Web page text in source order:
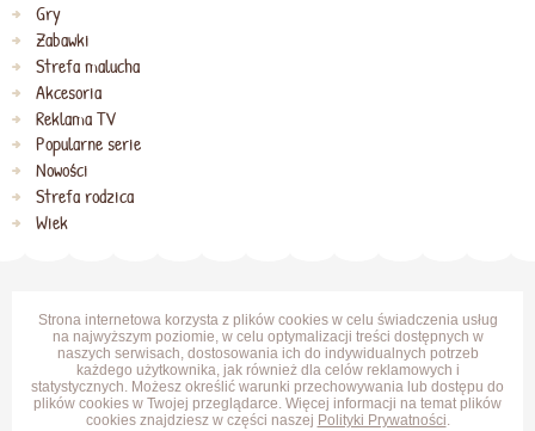
Gry
Zabawki
Strefa malucha
Akcesoria
Reklama TV
Popularne serie
Nowości
Strefa rodzica
Wiek
Strona internetowa korzysta z plików cookies w celu świadczenia usług
na najwyższym poziomie, w celu optymalizacji treści dostępnych w
naszych serwisach, dostosowania ich do indywidualnych potrzeb
każdego użytkownika, jak również dla celów reklamowych i
statystycznych. Możesz określić warunki przechowywania lub dostępu do
plików cookies w Twojej przeglądarce. Więcej informacji na temat plików
cookies znajdziesz w części naszej Polityki Prywatności.